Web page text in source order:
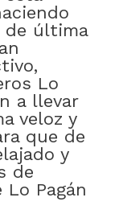
de última
Lo
a llevar
veloz y
que de
y
de
Pagán